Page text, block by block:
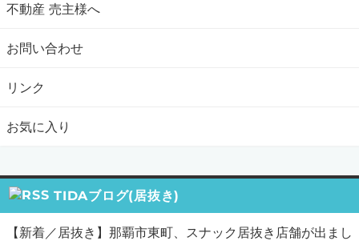
不動産 売主様へ
お問い合わせ
リンク
お気に入り
TIDAブログ(居抜き)
【新着／居抜き】那覇市東町、スナック居抜き店舗が出まし